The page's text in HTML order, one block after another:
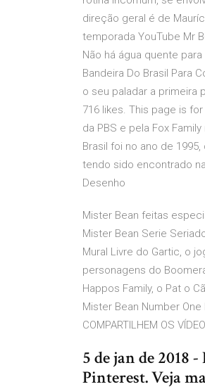
direção geral é de
temporada YouTube Mr
Não há água quente
Bandeira Do Brasil Para
o seu paladar a primeira
716 likes. This page is
da PBS e pela Fox
Brasil foi no ano de
tendo sido encontrado
Desenho
Mister Bean feitas
Mister Bean Serie
Mural Livre do Gartic, o
personagens do
Happos Family, o Pat o
Mister Bean Number One
COMPARTILHEM OS
5 de jan de 2018
Pinterest. Veja